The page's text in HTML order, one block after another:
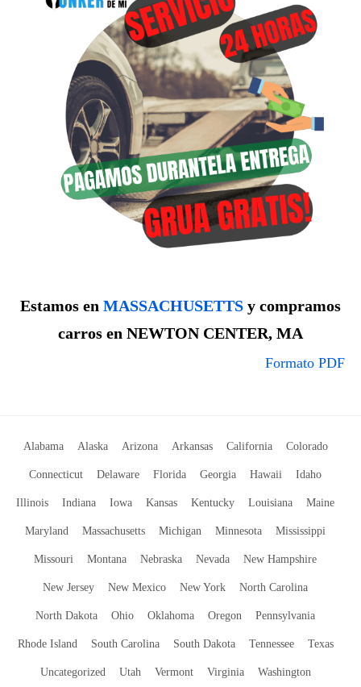
Estamos en MASSACHUSETTS y compramos
carros en NEWTON CENTER, MA
Formato PDF
Alabama Alaska Arizona Arkansas California Colorado
Connecticut Delaware Florida Georgia Hawaii Idaho
Illinois Indiana Iowa Kansas Kentucky Louisiana Maine
Maryland Massachusetts Michigan Minnesota Mississippi
Missouri Montana Nebraska Nevada New Hampshire
New Jersey New Mexico New York North Carolina
North Dakota Ohio Oklahoma Oregon Pennsylvania
Rhode Island South Carolina South Dakota Tennessee Texas
Uncategorized Utah Vermont Virginia Washington